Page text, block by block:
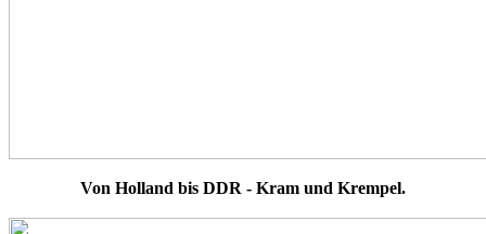
Von Holland bis DDR - Kram und Krempel.